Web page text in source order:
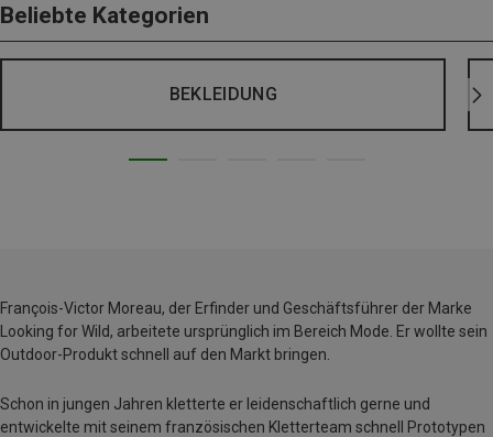
Beliebte Kategorien
BEKLEIDUNG
François-Victor Moreau, der Erfinder und Geschäftsführer der Marke
Looking for Wild, arbeitete ursprünglich im Bereich Mode. Er wollte sein
Outdoor-Produkt schnell auf den Markt bringen.
Schon in jungen Jahren kletterte er leidenschaftlich gerne und
entwickelte mit seinem französischen Kletterteam schnell Prototypen